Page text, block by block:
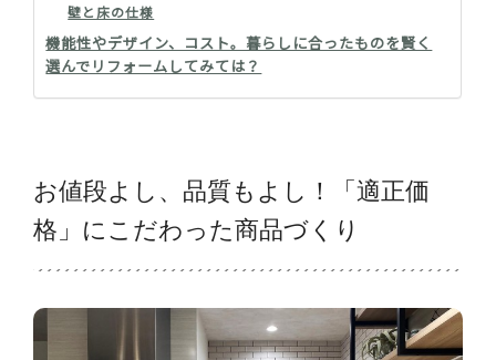
壁と床の仕様
機能性やデザイン、コスト。暮らしに合ったものを賢く
選んでリフォームしてみては？
お値段よし、品質もよし！「適正価
格」にこだわった商品づくり